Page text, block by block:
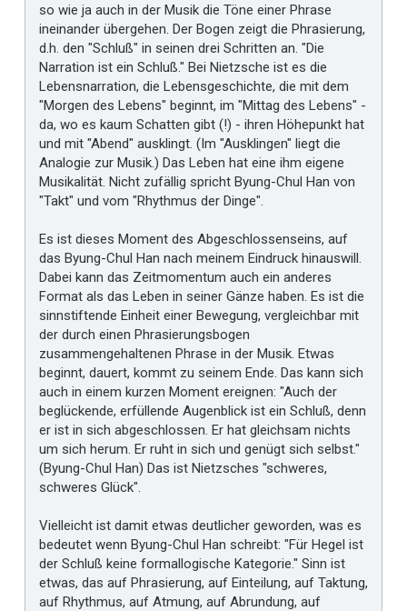
so wie ja auch in der Musik die Töne einer Phrase
ineinander übergehen. Der Bogen zeigt die Phrasierung,
d.h. den "Schluß" in seinen drei Schritten an. "Die
Narration ist ein Schluß." Bei Nietzsche ist es die
Lebensnarration, die Lebensgeschichte, die mit dem
"Morgen des Lebens" beginnt, im "Mittag des Lebens" -
da, wo es kaum Schatten gibt (!) - ihren Höhepunkt hat
und mit "Abend" ausklingt. (Im "Ausklingen" liegt die
Analogie zur Musik.) Das Leben hat eine ihm eigene
Musikalität. Nicht zufällig spricht Byung-Chul Han von
"Takt" und vom "Rhythmus der Dinge".
Es ist dieses Moment des Abgeschlossenseins, auf
das Byung-Chul Han nach meinem Eindruck hinauswill.
Dabei kann das Zeitmomentum auch ein anderes
Format als das Leben in seiner Gänze haben. Es ist die
sinnstiftende Einheit einer Bewegung, vergleichbar mit
der durch einen Phrasierungsbogen
zusammengehaltenen Phrase in der Musik. Etwas
beginnt, dauert, kommt zu seinem Ende. Das kann sich
auch in einem kurzen Moment ereignen: "Auch der
beglückende, erfüllende Augenblick ist ein Schluß, denn
er ist in sich abgeschlossen. Er hat gleichsam nichts
um sich herum. Er ruht in sich und genügt sich selbst."
(Byung-Chul Han) Das ist Nietzsches "schweres,
schweres Glück".
Vielleicht ist damit etwas deutlicher geworden, was es
bedeutet wenn Byung-Chul Han schreibt: "Für Hegel ist
der Schluß keine formallogische Kategorie." Sinn ist
etwas, das auf Phrasierung, auf Einteilung, auf Taktung,
auf Rhythmus, auf Atmung, auf Abrundung, auf